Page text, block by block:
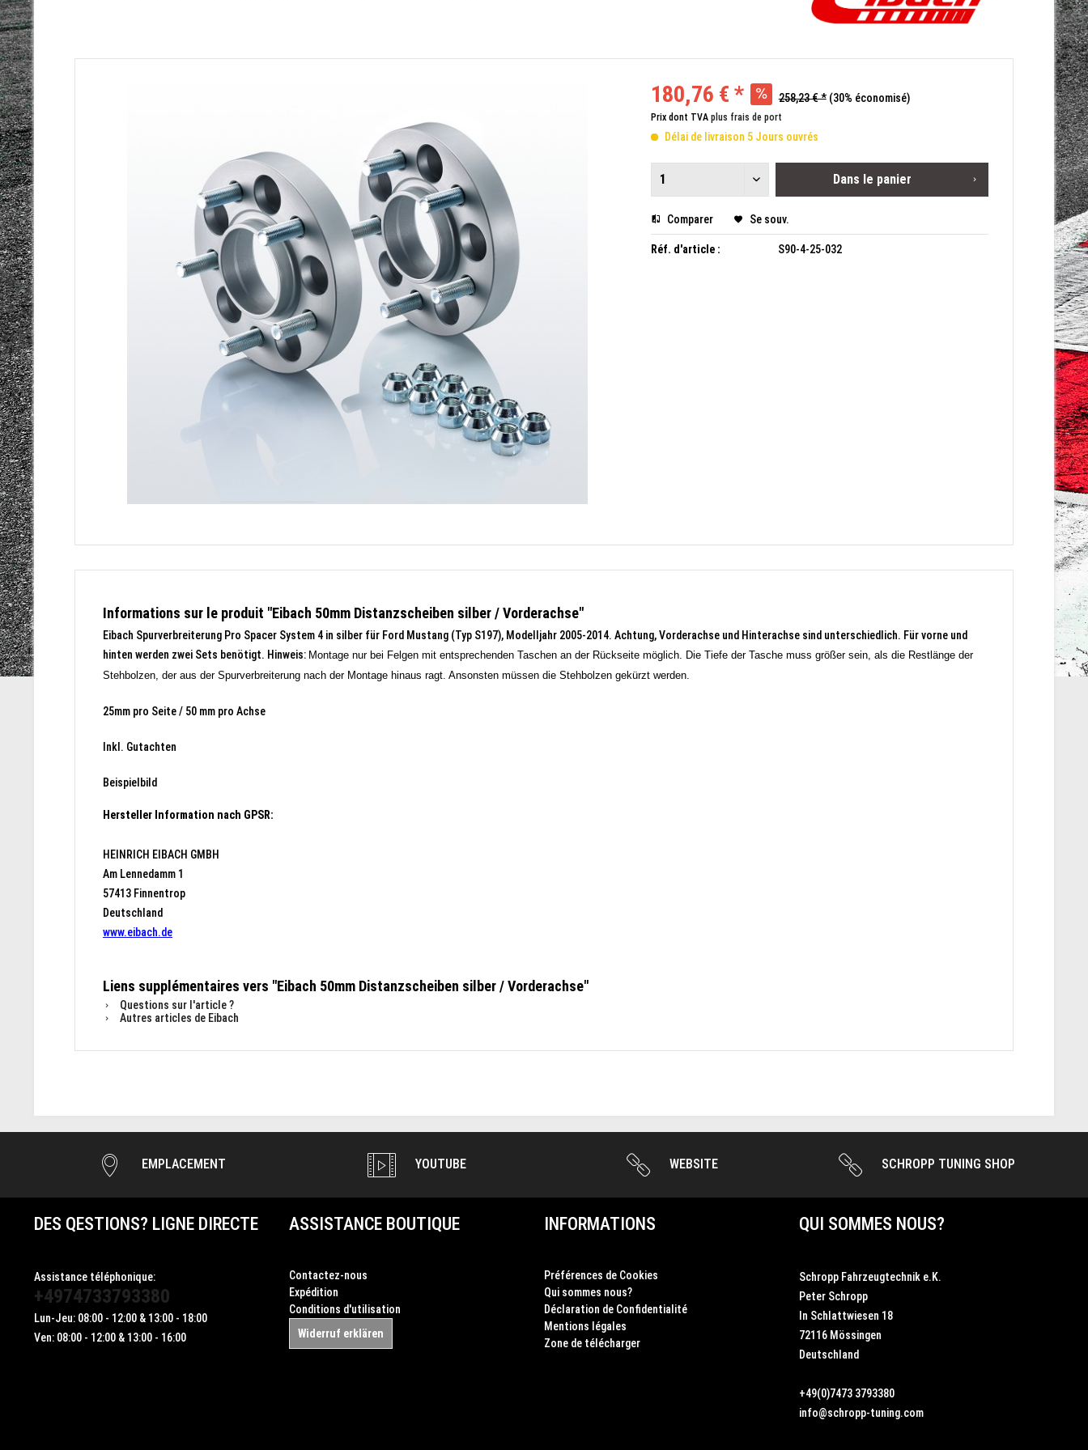
180,76 € * 258,23 € * (30% économisé)
Prix dont TVA plus frais de port
Délai de livraison 5 Jours ouvrés
Dans le panier
Comparer Se souv.
Réf. d'article : S90-4-25-032
Informations sur le produit "Eibach 50mm Distanzscheiben silber / Vorderachse"
Eibach Spurverbreiterung Pro Spacer System 4 in silber für Ford Mustang (Typ S197), Modelljahr 2005-2014. Achtung, Vorderachse und Hinterachse sind unterschiedlich. Für vorne und
hinten werden zwei Sets benötigt. Hinweis: Montage nur bei Felgen mit entsprechenden Taschen an der Rückseite möglich. Die Tiefe der Tasche muss größer sein, als die Restlänge der
Stehbolzen, der aus der Spurverbreiterung nach der Montage hinaus ragt. Ansonsten müssen die Stehbolzen gekürzt werden.
25mm pro Seite / 50 mm pro Achse
Inkl. Gutachten
Beispielbild
Hersteller Information nach GPSR:
HEINRICH EIBACH GMBH
Am Lennedamm 1
57413 Finnentrop
Deutschland
www.eibach.de
Liens supplémentaires vers "Eibach 50mm Distanzscheiben silber / Vorderachse"
Questions sur l'article ?
Autres articles de Eibach
EMPLACEMENT YOUTUBE WEBSITE SCHROPP TUNING SHOP
DES QESTIONS? LIGNE DIRECTE
Assistance téléphonique:
+4974733793380
Lun-Jeu: 08:00 - 12:00 & 13:00 - 18:00
Ven: 08:00 - 12:00 & 13:00 - 16:00
ASSISTANCE BOUTIQUE
Contactez-nous
Expédition
Conditions d'utilisation
Widerruf erklären
INFORMATIONS
Préférences de Cookies
Qui sommes nous?
Déclaration de Confidentialité
Mentions légales
Zone de télécharger
QUI SOMMES NOUS?
Schropp Fahrzeugtechnik e.K.
Peter Schropp
In Schlattwiesen 18
72116 Mössingen
Deutschland
+49(0)7473 3793380
info@schropp-tuning.com